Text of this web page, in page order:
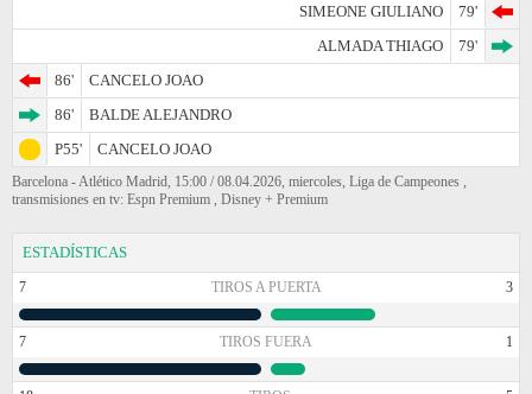
SIMEONE GIULIANO
79'
ALMADA THIAGO
79'
86'
CANCELO JOAO
86'
BALDE ALEJANDRO
P55'
CANCELO JOAO
Barcelona - Atlético Madrid, 15:00 / 08.04.2026, miercoles, Liga de Campeones ,
transmisiones en tv: Espn Premium , Disney + Premium
ESTADÍSTICAS
7 TIROS A PUERTA 3
7 TIROS FUERA 1